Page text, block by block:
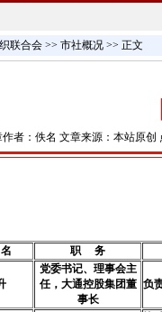
联合会 >> 市社概况 >> 正文
作者：佚名 文章来源：本站原
职 务
党委书记、理事会主
任，大通控股集团董
事长
负